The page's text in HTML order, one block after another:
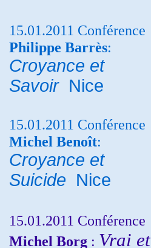
15.01.2011 Conférence
Philippe Barrès:
Croyance et
Savoir Nice
15.01.2011 Conférence
Michel Benoît:
Croyance et
Suicide Nice
15.01.2011 Conférence
Michel Borg : Vrai et